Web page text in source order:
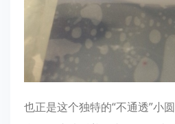
也正是这个独特的“不通透”小